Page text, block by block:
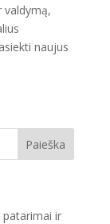
valdymą,
naujus
patarimai ir